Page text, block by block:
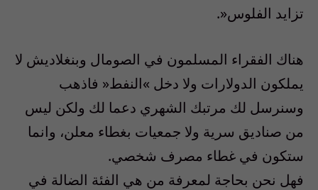
تزايد الفلوس‮«. ‬
هناك الفقراء المسلمون في‮ ‬الصومال وبنغلاديش لا‮
‬يملكون الدولارات ولا دخل‮ »‬النفط‮« ‬فاذهب
وسنرسل لك مرتبك الشهري‮ ‬دعما لك ولكن ليس
من صناديق سرية ولا جمعيات بغطاء معلن،‮ ‬وانما
ستكون في‮ ‬غطاء مصرف شخصي‮. ‬
فهل نحن بحاجة لمعرفة من هي‮ ‬الفئة الضالة في‮